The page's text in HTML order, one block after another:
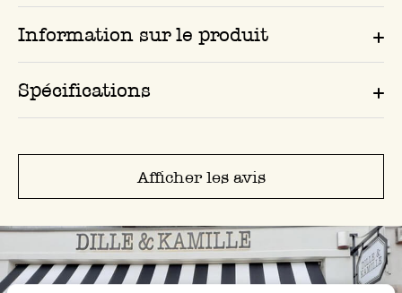
Information sur le produit
Spécifications
Afficher les avis